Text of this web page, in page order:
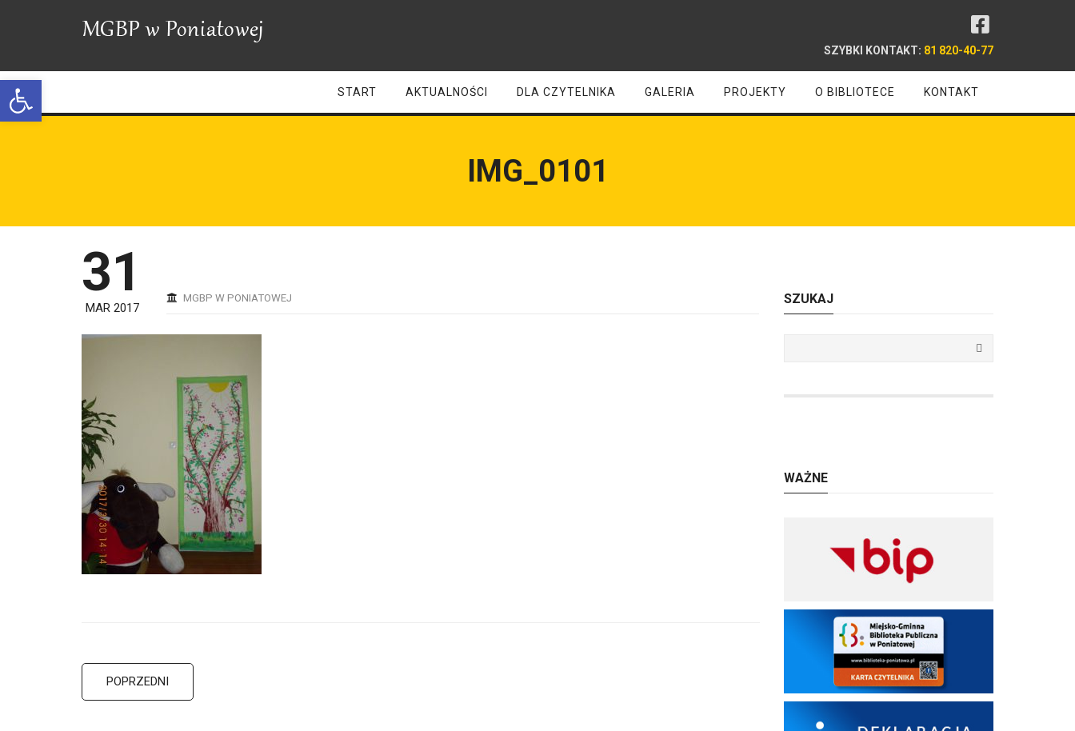
Open toolbar
SZYBKI KONTAKT: 81 820-40-77
START AKTUALNOŚCI DLA CZYTELNIKA GALERIA PROJEKTY O BIBLIOTECE KONTAKT
IMG_0101
31
MAR 2017
MGBP W PONIATOWEJ
POPRZEDNI
SZUKAJ
WAŻNE